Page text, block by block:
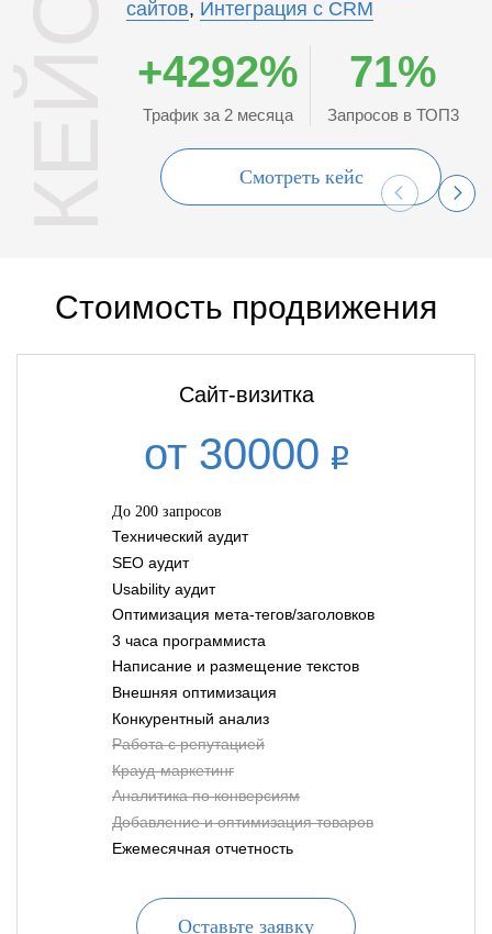
сайтов, Интеграция с CRM
+4292%
Трафик за 2 месяца
71%
Запросов в ТОП3
Смотреть кейс
Стоимость продвижения
Сайт-визитка
от 30000
До 200 запросов
Технический аудит
SEO аудит
Usability аудит
Оптимизация мета-тегов/заголовков
3 часа программиста
Написание и размещение текстов
Внешняя оптимизация
Конкурентный анализ
Работа с репутацией
Крауд-маркетинг
Аналитика по конверсиям
Добавление и оптимизация товаров
Ежемесячная отчетность
Оставьте заявку